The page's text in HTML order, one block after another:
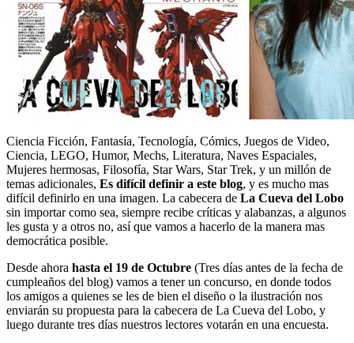
Ciencia Ficción, Fantasía, Tecnología, Cómics, Juegos de Video,
Ciencia, LEGO, Humor, Mechs, Literatura, Naves Espaciales,
Mujeres hermosas, Filosofía, Star Wars, Star Trek, y un millón de
temas adicionales, Es difícil definir a este blog, y es mucho mas
difícil definirlo en una imagen. La cabecera de La Cueva del Lobo
sin importar como sea, siempre recibe críticas y alabanzas, a algunos
les gusta y a otros no, así que vamos a hacerlo de la manera mas
democrática posible.
Desde ahora hasta el 19 de Octubre (Tres días antes de la fecha de
cumpleaños del blog) vamos a tener un concurso, en donde todos
los amigos a quienes se les de bien el diseño o la ilustración nos
enviarán su propuesta para la cabecera de La Cueva del Lobo, y
luego durante tres días nuestros lectores votarán en una encuesta.